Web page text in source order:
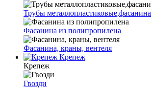
Трубы металлопластиковые,фасанина
Фасанина из полипропилена
Фасанина, краны, вентеля
Крепеж
Крепеж
Гвозди